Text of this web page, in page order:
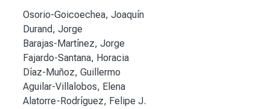
Osorio-Goicoechea, Joaquín
Durand, Jorge
Barajas-Martínez, Jorge
Fajardo-Santana, Horacia
Díaz-Muñoz, Guillermo
Aguilar-Villalobos, Elena
Alatorre-Rodríguez, Felipe J.